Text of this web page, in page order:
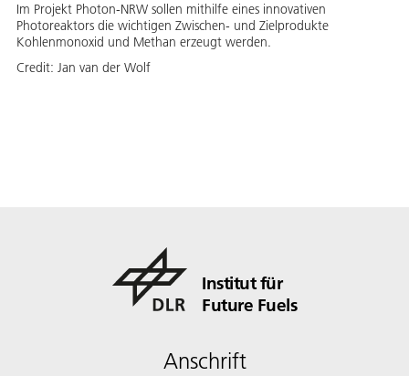
Im Projekt Photon-NRW sollen mithilfe eines innovativen
Photoreaktors die wichtigen Zwischen- und Zielprodukte
Kohlenmonoxid und Methan erzeugt werden.
Credit: Jan van der Wolf
Institut für
Future Fuels
Anschrift